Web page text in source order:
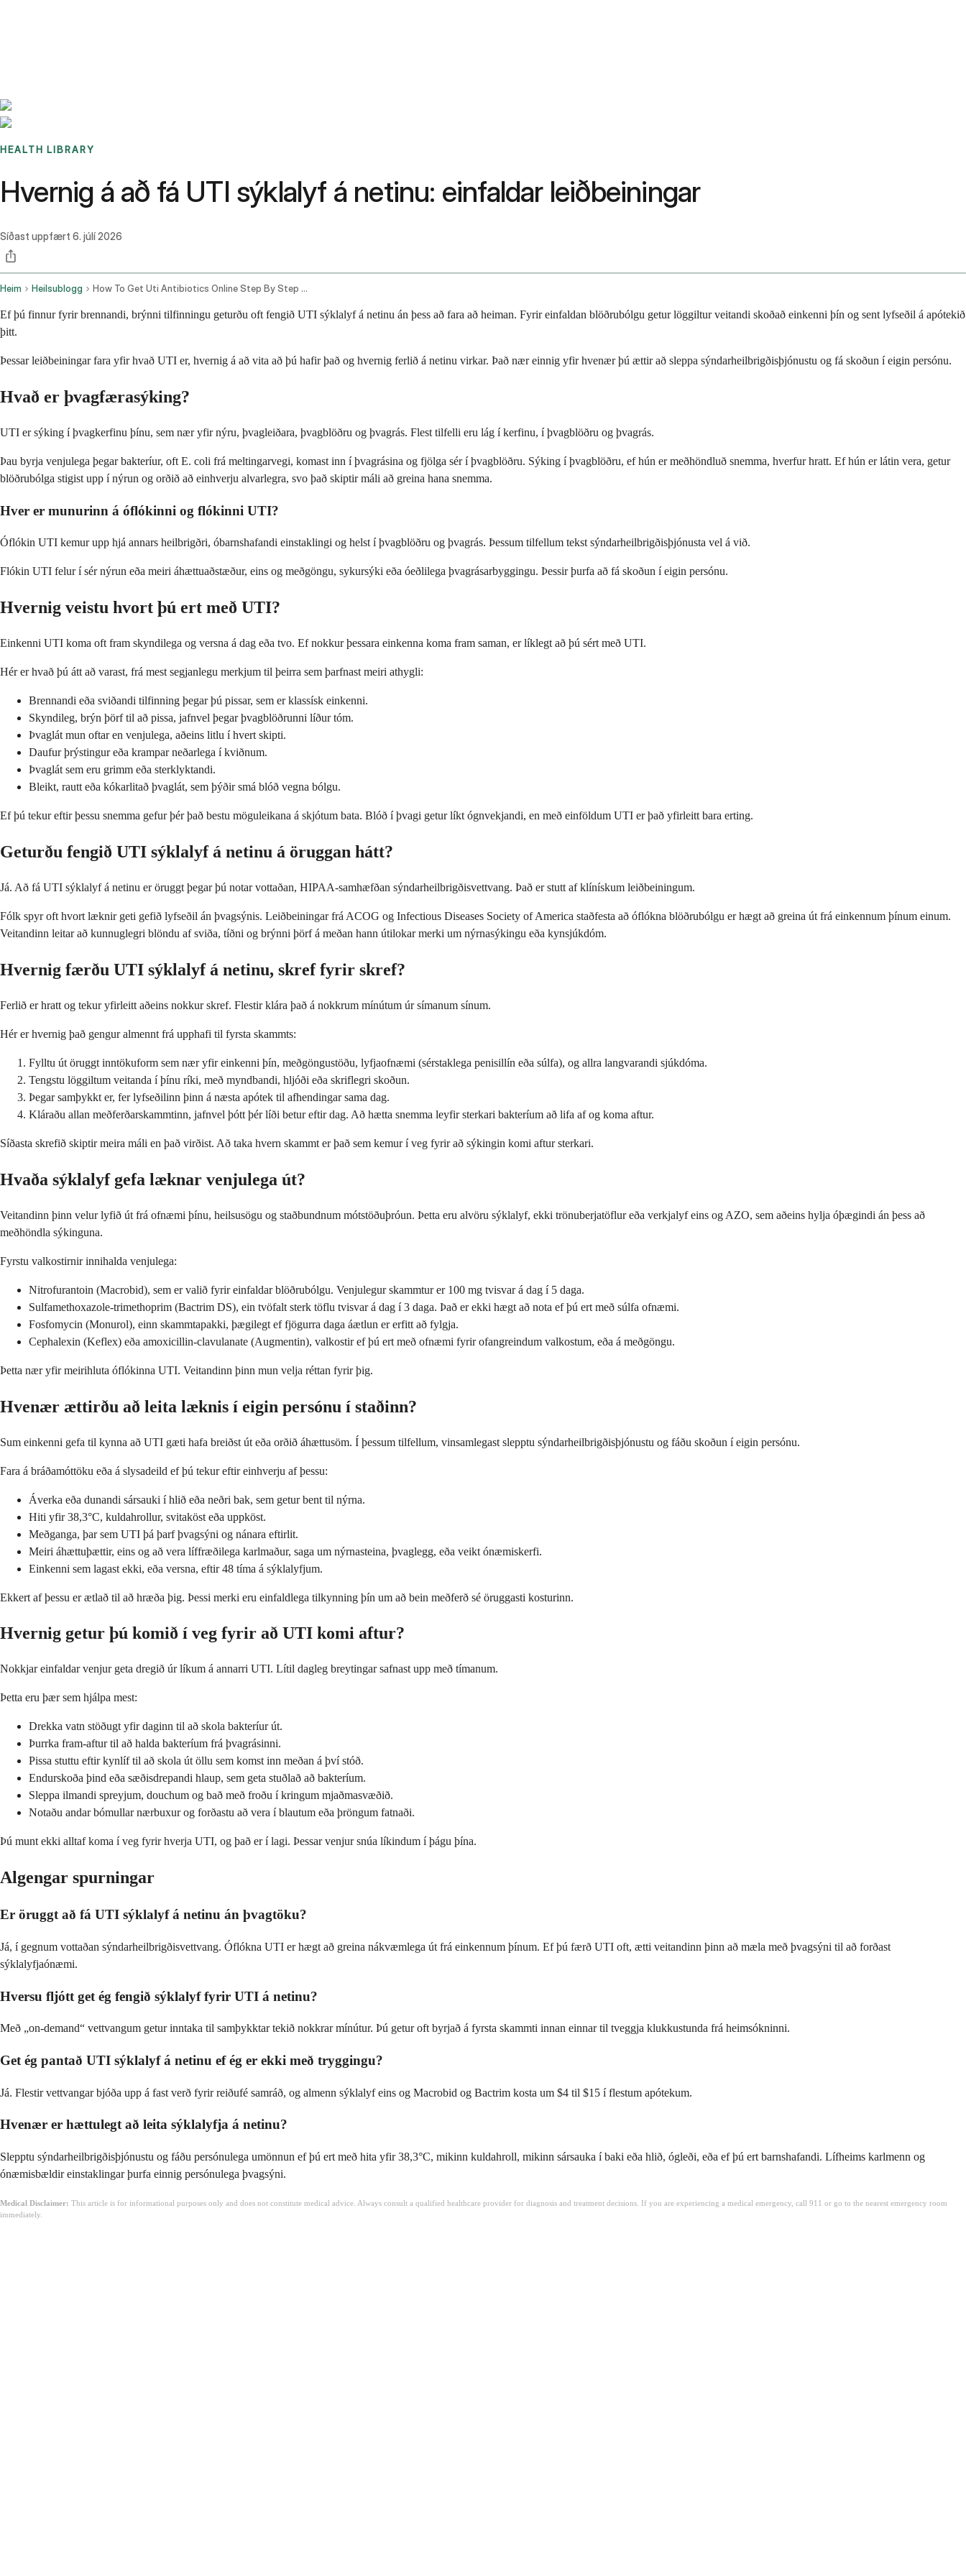
HEALTH LIBRARY
Hvernig á að fá UTI sýklalyf á netinu: einfaldar leiðbeiningar
Síðast uppfært 6. júlí 2026
Heim Heilsublogg How To Get Uti Antibiotics Online Step By Step Guide
Ef þú finnur fyrir brennandi, brýnni tilfinningu geturðu oft fengið UTI sýklalyf á netinu án þess að fara að heiman. Fyrir einfaldan blöðrubólgu getur löggiltur veitandi skoðað einkenni þín og sent lyfseðil á apótekið
þitt.
Þessar leiðbeiningar fara yfir hvað UTI er, hvernig á að vita að þú hafir það og hvernig ferlið á netinu virkar. Það nær einnig yfir hvenær þú ættir að sleppa sýndarheilbrigðisþjónustu og fá skoðun í eigin persónu.
Hvað er þvagfærasýking?
UTI er sýking í þvagkerfinu þínu, sem nær yfir nýru, þvagleiðara, þvagblöðru og þvagrás. Flest tilfelli eru lág í kerfinu, í þvagblöðru og þvagrás.
Þau byrja venjulega þegar bakteríur, oft E. coli frá meltingarvegi, komast inn í þvagrásina og fjölga sér í þvagblöðru. Sýking í þvagblöðru, ef hún er meðhöndluð snemma, hverfur hratt. Ef hún er látin vera, getur
blöðrubólga stigist upp í nýrun og orðið að einhverju alvarlegra, svo það skiptir máli að greina hana snemma.
Hver er munurinn á óflókinni og flókinni UTI?
Óflókin UTI kemur upp hjá annars heilbrigðri, óbarnshafandi einstaklingi og helst í þvagblöðru og þvagrás. Þessum tilfellum tekst sýndarheilbrigðisþjónusta vel á við.
Flókin UTI felur í sér nýrun eða meiri áhættuaðstæður, eins og meðgöngu, sykursýki eða óeðlilega þvagrásarbyggingu. Þessir þurfa að fá skoðun í eigin persónu.
Hvernig veistu hvort þú ert með UTI?
Einkenni UTI koma oft fram skyndilega og versna á dag eða tvo. Ef nokkur þessara einkenna koma fram saman, er líklegt að þú sért með UTI.
Hér er hvað þú átt að varast, frá mest segjanlegu merkjum til þeirra sem þarfnast meiri athygli:
Brennandi eða sviðandi tilfinning þegar þú pissar, sem er klassísk einkenni.
Skyndileg, brýn þörf til að pissa, jafnvel þegar þvagblöðrunni líður tóm.
Þvaglát mun oftar en venjulega, aðeins litlu í hvert skipti.
Daufur þrýstingur eða krampar neðarlega í kviðnum.
Þvaglát sem eru grimm eða sterklyktandi.
Bleikt, rautt eða kókarlitað þvaglát, sem þýðir smá blóð vegna bólgu.
Ef þú tekur eftir þessu snemma gefur þér það bestu möguleikana á skjótum bata. Blóð í þvagi getur líkt ógnvekjandi, en með einföldum UTI er það yfirleitt bara erting.
Geturðu fengið UTI sýklalyf á netinu á öruggan hátt?
Já. Að fá UTI sýklalyf á netinu er öruggt þegar þú notar vottaðan, HIPAA-samhæfðan sýndarheilbrigðisvettvang. Það er stutt af klínískum leiðbeiningum.
Fólk spyr oft hvort læknir geti gefið lyfseðil án þvagsýnis. Leiðbeiningar frá ACOG og Infectious Diseases Society of America staðfesta að óflókna blöðrubólgu er hægt að greina út frá einkennum þínum einum.
Veitandinn leitar að kunnuglegri blöndu af sviða, tíðni og brýnni þörf á meðan hann útilokar merki um nýrnasýkingu eða kynsjúkdóm.
Hvernig færðu UTI sýklalyf á netinu, skref fyrir skref?
Ferlið er hratt og tekur yfirleitt aðeins nokkur skref. Flestir klára það á nokkrum mínútum úr símanum sínum.
Hér er hvernig það gengur almennt frá upphafi til fyrsta skammts:
Fylltu út öruggt inntökuform sem nær yfir einkenni þín, meðgöngustöðu, lyfjaofnæmi (sérstaklega penisillín eða súlfa), og allra langvarandi sjúkdóma.
Tengstu löggiltum veitanda í þínu ríki, með myndbandi, hljóði eða skriflegri skoðun.
Þegar samþykkt er, fer lyfseðilinn þinn á næsta apótek til afhendingar sama dag.
Kláraðu allan meðferðarskammtinn, jafnvel þótt þér líði betur eftir dag. Að hætta snemma leyfir sterkari bakteríum að lifa af og koma aftur.
Síðasta skrefið skiptir meira máli en það virðist. Að taka hvern skammt er það sem kemur í veg fyrir að sýkingin komi aftur sterkari.
Hvaða sýklalyf gefa læknar venjulega út?
Veitandinn þinn velur lyfið út frá ofnæmi þínu, heilsusögu og staðbundnum mótstöðuþróun. Þetta eru alvöru sýklalyf, ekki trönuberjatöflur eða verkjalyf eins og AZO, sem aðeins hylja óþægindi án þess að
meðhöndla sýkinguna.
Fyrstu valkostirnir innihalda venjulega:
Nitrofurantoin (Macrobid), sem er valið fyrir einfaldar blöðrubólgu. Venjulegur skammtur er 100 mg tvisvar á dag í 5 daga.
Sulfamethoxazole-trimethoprim (Bactrim DS), ein tvöfalt sterk töflu tvisvar á dag í 3 daga. Það er ekki hægt að nota ef þú ert með súlfa ofnæmi.
Fosfomycin (Monurol), einn skammtapakki, þægilegt ef fjögurra daga áætlun er erfitt að fylgja.
Cephalexin (Keflex) eða amoxicillin-clavulanate (Augmentin), valkostir ef þú ert með ofnæmi fyrir ofangreindum valkostum, eða á meðgöngu.
Þetta nær yfir meirihluta óflókinna UTI. Veitandinn þinn mun velja réttan fyrir þig.
Hvenær ættirðu að leita læknis í eigin persónu í staðinn?
Sum einkenni gefa til kynna að UTI gæti hafa breiðst út eða orðið áhættusöm. Í þessum tilfellum, vinsamlegast slepptu sýndarheilbrigðisþjónustu og fáðu skoðun í eigin persónu.
Fara á bráðamóttöku eða á slysadeild ef þú tekur eftir einhverju af þessu:
Áverka eða dunandi sársauki í hlið eða neðri bak, sem getur bent til nýrna.
Hiti yfir 38,3°C, kuldahrollur, svitaköst eða uppköst.
Meðganga, þar sem UTI þá þarf þvagsýni og nánara eftirlit.
Meiri áhættuþættir, eins og að vera líffræðilega karlmaður, saga um nýrnasteina, þvaglegg, eða veikt ónæmiskerfi.
Einkenni sem lagast ekki, eða versna, eftir 48 tíma á sýklalyfjum.
Ekkert af þessu er ætlað til að hræða þig. Þessi merki eru einfaldlega tilkynning þín um að bein meðferð sé öruggasti kosturinn.
Hvernig getur þú komið í veg fyrir að UTI komi aftur?
Nokkjar einfaldar venjur geta dregið úr líkum á annarri UTI. Lítil dagleg breytingar safnast upp með tímanum.
Þetta eru þær sem hjálpa mest:
Drekka vatn stöðugt yfir daginn til að skola bakteríur út.
Þurrka fram-aftur til að halda bakteríum frá þvagrásinni.
Pissa stuttu eftir kynlíf til að skola út öllu sem komst inn meðan á því stóð.
Endurskoða þind eða sæðisdrepandi hlaup, sem geta stuðlað að bakteríum.
Sleppa ilmandi spreyjum, douchum og bað með froðu í kringum mjaðmasvæðið.
Notaðu andar bómullar nærbuxur og forðastu að vera í blautum eða þröngum fatnaði.
Þú munt ekki alltaf koma í veg fyrir hverja UTI, og það er í lagi. Þessar venjur snúa líkindum í þágu þína.
Algengar spurningar
Er öruggt að fá UTI sýklalyf á netinu án þvagtöku?
Já, í gegnum vottaðan sýndarheilbrigðisvettvang. Óflókna UTI er hægt að greina nákvæmlega út frá einkennum þínum. Ef þú færð UTI oft, ætti veitandinn þinn að mæla með þvagsýni til að forðast
sýklalyfjaónæmi.
Hversu fljótt get ég fengið sýklalyf fyrir UTI á netinu?
Með „on-demand“ vettvangum getur inntaka til samþykktar tekið nokkrar mínútur. Þú getur oft byrjað á fyrsta skammti innan einnar til tveggja klukkustunda frá heimsókninni.
Get ég pantað UTI sýklalyf á netinu ef ég er ekki með tryggingu?
Já. Flestir vettvangar bjóða upp á fast verð fyrir reiðufé samráð, og almenn sýklalyf eins og Macrobid og Bactrim kosta um $4 til $15 í flestum apótekum.
Hvenær er hættulegt að leita sýklalyfja á netinu?
Slepptu sýndarheilbrigðisþjónustu og fáðu persónulega umönnun ef þú ert með hita yfir 38,3°C, mikinn kuldahroll, mikinn sársauka í baki eða hlið, ógleði, eða ef þú ert barnshafandi. Lífheims karlmenn og
ónæmisbældir einstaklingar þurfa einnig persónulega þvagsýni.
Medical Disclaimer: This article is for informational purposes only and does not constitute medical advice. Always consult a qualified healthcare provider for diagnosis and treatment decisions. If you are experiencing a medical emergency, call 911 or go to the nearest emergency room
immediately.